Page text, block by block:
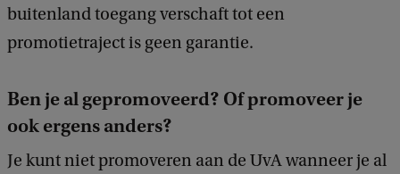
buitenland toegang verschaft tot een
promotietraject is geen garantie.
Ben je al gepromoveerd? Of promoveer je
ook ergens anders?
Je kunt niet promoveren aan de UvA wanneer je al